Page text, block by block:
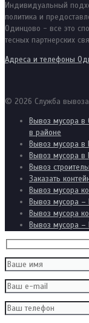
Индивидуальный
политика и
Одинцово - все это
тесных партнерских
Адреса и телефоны
© 2026 Служба
Вывоз мусора в
в районе
Вывоз мусора в
Вывоз мусора в
Вывоз
Заказать
Вывоз мусора
Вывоз мусора –
Вывоз мусора
Вывоз мусора –